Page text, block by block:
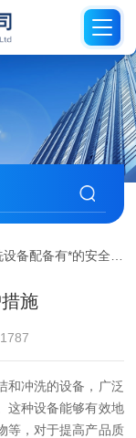
配备有*的安全保护措施
施
冲洗的设备，广泛
这种设备能够有效地
等，对于提高产品质